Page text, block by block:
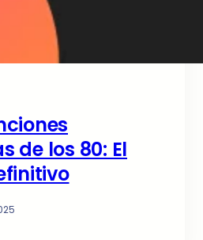
de los 80: El